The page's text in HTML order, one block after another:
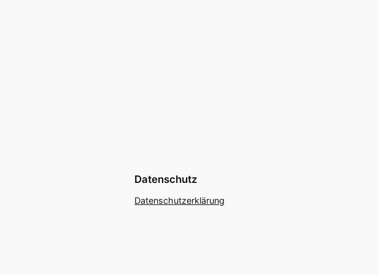
Datenschutz
Datenschutzerklärung